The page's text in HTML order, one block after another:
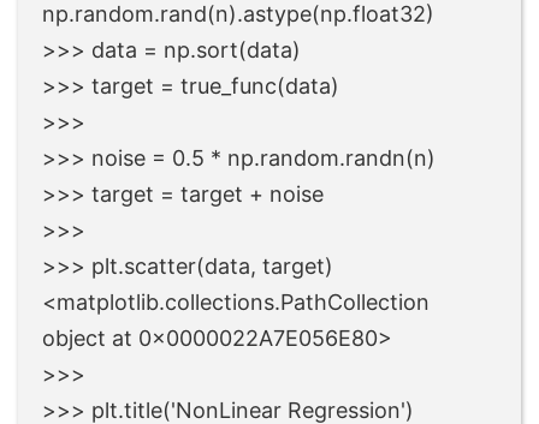
np.random.rand(n).astype(np.float32)
>>> data = np.sort(data)
>>> target = true_func(data)
>>>
>>> noise = 0.5 * np.random.randn(n)
>>> target = target + noise
>>>
>>> plt.scatter(data, target)
<matplotlib.collections.PathCollection
object at 0x0000022A7E056E80>
>>>
>>> plt.title('NonLinear Regression')